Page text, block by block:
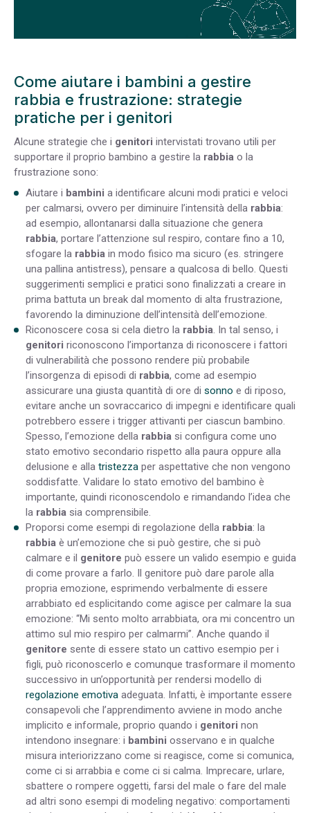
Come aiutare i bambini a gestire
rabbia e frustrazione: strategie
pratiche per i genitori
Alcune strategie che i genitori intervistati trovano utili per
supportare il proprio bambino a gestire la rabbia o la
frustrazione sono:
Aiutare i bambini a identificare alcuni modi pratici e veloci
per calmarsi, ovvero per diminuire l’intensità della rabbia:
ad esempio, allontanarsi dalla situazione che genera
rabbia, portare l’attenzione sul respiro, contare fino a 10,
sfogare la rabbia in modo fisico ma sicuro (es. stringere
una pallina antistress), pensare a qualcosa di bello. Questi
suggerimenti semplici e pratici sono finalizzati a creare in
prima battuta un break dal momento di alta frustrazione,
favorendo la diminuzione dell’intensità dell’emozione.
Riconoscere cosa si cela dietro la rabbia. In tal senso, i
genitori riconoscono l’importanza di riconoscere i fattori
di vulnerabilità che possono rendere più probabile
l’insorgenza di episodi di rabbia, come ad esempio
assicurare una giusta quantità di ore di sonno e di riposo,
evitare anche un sovraccarico di impegni e identificare quali
potrebbero essere i trigger attivanti per ciascun bambino.
Spesso, l’emozione della rabbia si configura come uno
stato emotivo secondario rispetto alla paura oppure alla
delusione e alla tristezza per aspettative che non vengono
soddisfatte. Validare lo stato emotivo del bambino è
importante, quindi riconoscendolo e rimandando l’idea che
la rabbia sia comprensibile.
Proporsi come esempi di regolazione della rabbia: la
rabbia è un’emozione che si può gestire, che si può
calmare e il genitore può essere un valido esempio e guida
di come provare a farlo. Il genitore può dare parole alla
propria emozione, esprimendo verbalmente di essere
arrabbiato ed esplicitando come agisce per calmare la sua
emozione: “Mi sento molto arrabbiata, ora mi concentro un
attimo sul mio respiro per calmarmi”. Anche quando il
genitore sente di essere stato un cattivo esempio per i
figli, può riconoscerlo e comunque trasformare il momento
successivo in un’opportunità per rendersi modello di
regolazione emotiva adeguata. Infatti, è importante essere
consapevoli che l’apprendimento avviene in modo anche
implicito e informale, proprio quando i genitori non
intendono insegnare: i bambini osservano e in qualche
misura interiorizzano come si reagisce, come si comunica,
come ci si arrabbia e come ci si calma. Imprecare, urlare,
sbattere o rompere oggetti, farsi del male o fare del male
ad altri sono esempi di modeling negativo: comportamenti